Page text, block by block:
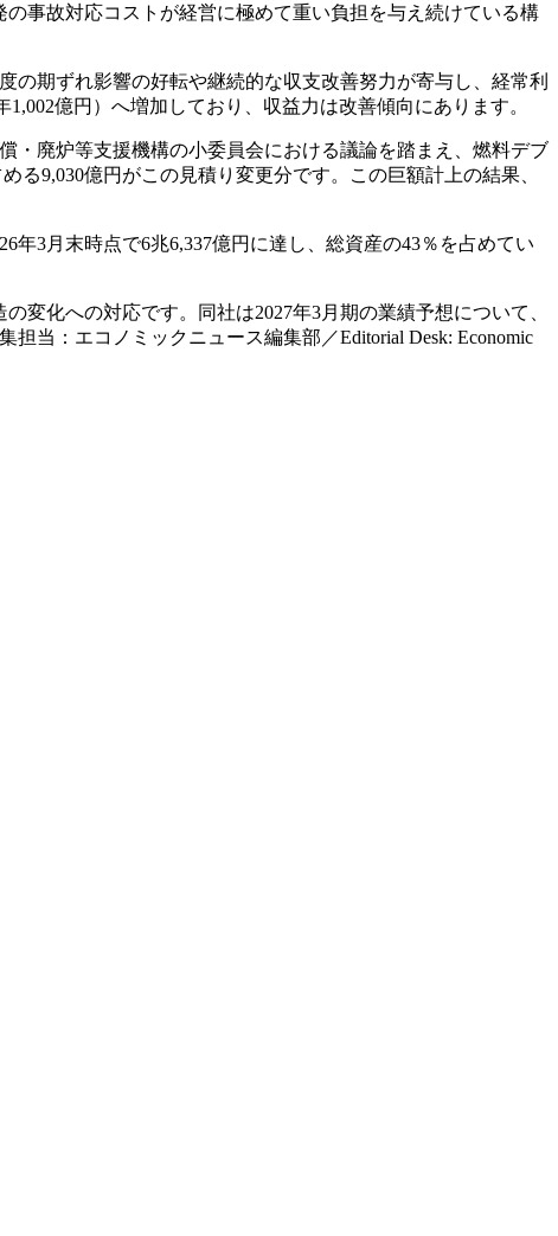
事故対応コストが経営に極めて重い負担を与え続けている構
期ずれ影響の好転や継続的な収支改善努力が寄与し、経常利
億円）へ増加しており、収益力は改善傾向にあります。
廃炉等支援機構の小委員会における議論を踏まえ、燃料デブ
9,030億円がこの見積り変更分です。この巨額計上の結果、
3月末時点で6兆6,337億円に達し、総資産の43％を占めてい
化への対応です。同社は2027年3月期の業績予想について、
当：エコノミックニュース編集部／Editorial Desk: Economic